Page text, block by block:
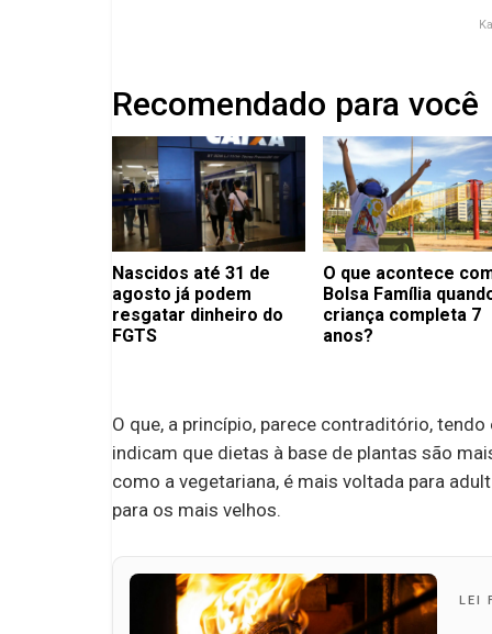
Recomendado para você
Nascidos até 31 de
agosto já podem
resgatar dinheiro do
FGTS
O que acontece
Bolsa Família
criança completa 7
anos?
O que, a princípio, parece contraditório,
indicam que dietas à base de plantas são
como a vegetariana, é mais voltada para
para os mais velhos.
LEI